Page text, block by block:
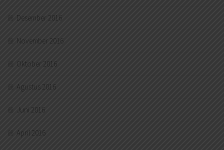
Desember 2016
November 2016
Oktober 2016
Agustus 2016
Juni 2016
April 2016